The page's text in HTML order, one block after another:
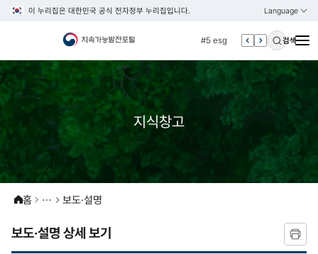
이 누리집은 대한민국 공식 전자정부 누리집입니다. Language
열기
KOREAN
ENGLISH
#5 esg
#6 빈곤
#2 환경
검색
지식창고
홈 보도·설명
보도·설명 상세 보기